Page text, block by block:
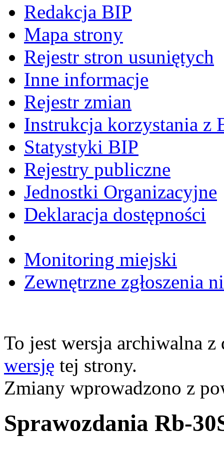
Redakcja BIP
Mapa strony
Rejestr stron usuniętych
Inne informacje
Rejestr zmian
Instrukcja korzystania z
Statystyki BIP
Rejestry publiczne
Jednostki Organizacyjne
Deklaracja dostępności
Monitoring miejski
Zewnętrzne zgłoszenia
To jest wersja archiwalna
wersję tej strony.
Zmiany wprowadzono z
Sprawozdania Rb-